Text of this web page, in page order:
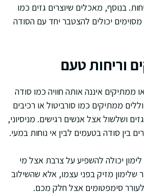
בנוסף, מאכלים שיוצרים גזים כמו
יכולים להצטבר יחד עם הסודה
וריחות טעם
ממתיקים איננה אותה חוויה כמו סודה
ממתיקים כמו סורביטול או רכיבים
ושלשול אצל אנשים רגישים. מניסיוני,
בין סודה בטעמים לבין אי נוחות במעי.
יכולה להשפיע על צרבת אצל מי
שלימון מזיק בפני עצמו, אלא שהשילוב
לעורר סימפטומים אצל חלק מכם.